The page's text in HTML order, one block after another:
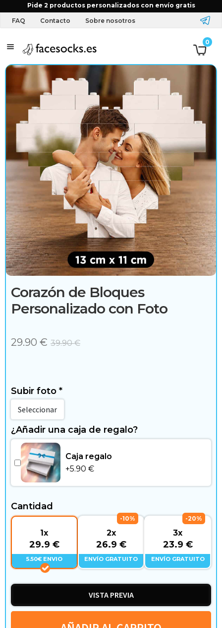
Pide 2 productos personalizados con envío gratis
FAQ Contacto Sobre nosotros
0
Inicio Tienda Puzzles Todos los productos
Corazón
de Bloques Personalizado con Foto
T
e
x
t
l
y
a
c
c
e
s
r
o
H
o
g
a
r
y
t
i
e
m
p
Corazón de Bloques
Personalizado con Foto
29.90 € 39.90€
Subir foto *
Seleccionar
¿Añadir una caja de regalo?
Caja regalo
+5.90 €
Cantidad
1x
29.9 €
5.50€ ENVIO
2x
26.9 €
-10%
ENVÍO GRATUITO
3x
23.9 €
-20%
ENVÍO GRATUITO
VISTA PREVIA